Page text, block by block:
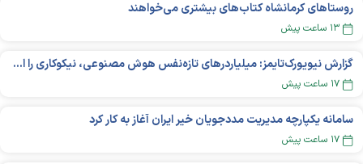
روستاهای کرمانشاه کتاب‌های بیشتری می‌خواهند
۱۳ ساعت پیش
گزارش نیویورک‌تایمز: میلیاردر‌های تازه‌نفس هوش مصنوعی، نیکوکاری را انتخاب می‌کنند؟
۱۷ ساعت پیش
سامانه یکپارچه مدیریت مددجویان خیر ایران آغاز به کار کرد
۱۷ ساعت پیش